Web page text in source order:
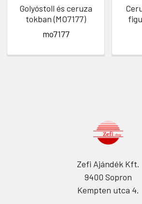
Golyóstoll és ceruza
tokban (MO7177)
mo7177
Zefi Ajándék Kft.
9400 Sopron
Kempten utca 4.